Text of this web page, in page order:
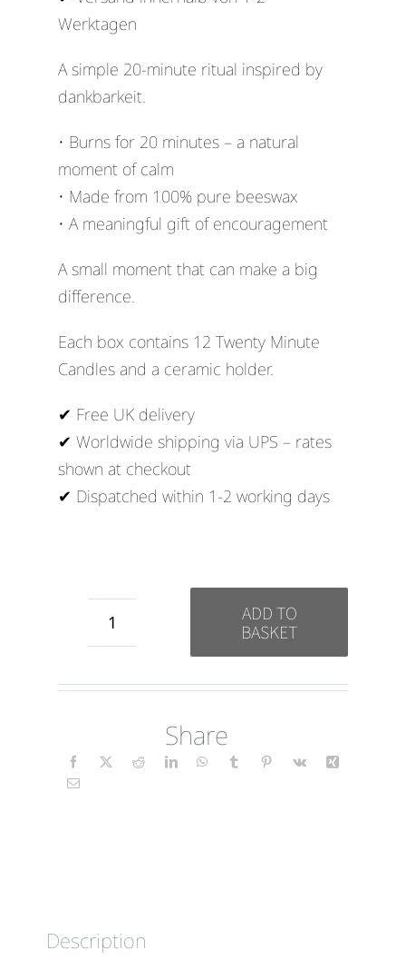
Werktagen
A simple 20-minute ritual inspired by
dankbarkeit.
• Burns for 20 minutes – a natural
moment of calm
• Made from 100% pure beeswax
• A meaningful gift of encouragement
A small moment that can make a big
difference.
Each box contains 12 Twenty Minute
Candles and a ceramic holder.
✔ Free UK delivery
✔ Worldwide shipping via UPS – rates
shown at checkout
✔ Dispatched within 1-2 working days
Dankbarkeit
quantity
ADD TO
BASKET
Share
Description